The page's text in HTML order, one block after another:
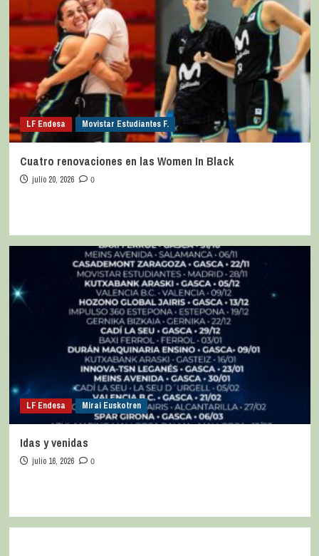
LF Endesa Movistar Estudiantes F.
Cuatro renovaciones en las Women In Black
julio 20, 2026 0
LF Endesa Mirai Euskotren
Idas y venidas
julio 16, 2026 0